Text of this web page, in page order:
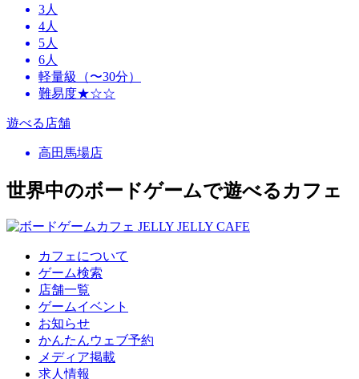
3人
4人
5人
6人
軽量級（〜30分）
難易度★☆☆
遊べる店舗
高田馬場店
世界中のボードゲームで遊べるカフェ
カフェについて
ゲーム検索
店舗一覧
ゲームイベント
お知らせ
かんたんウェブ予約
メディア掲載
求人情報